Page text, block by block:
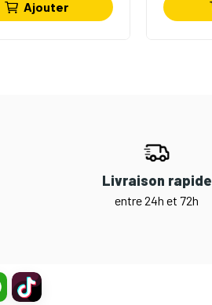
Ajouter
Livraison rapide
entre 24h et 72h